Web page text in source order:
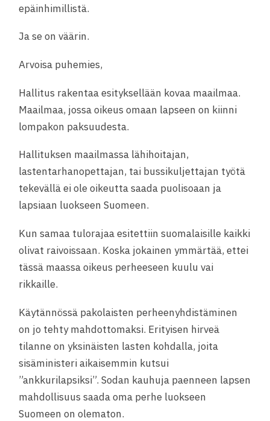
epäinhimillistä.
Ja se on väärin.
Arvoisa puhemies,
Hallitus rakentaa esityksellään kovaa maailmaa.
Maailmaa, jossa oikeus omaan lapseen on kiinni
lompakon paksuudesta.
Hallituksen maailmassa lähihoitajan,
lastentarhanopettajan, tai bussikuljettajan työtä
tekevällä ei ole oikeutta saada puolisoaan ja
lapsiaan luokseen Suomeen.
Kun samaa tulorajaa esitettiin suomalaisille kaikki
olivat raivoissaan. Koska jokainen ymmärtää, ettei
tässä maassa oikeus perheeseen kuulu vai
rikkaille.
Käytännössä pakolaisten perheenyhdistäminen
on jo tehty mahdottomaksi. Erityisen hirveä
tilanne on yksinäisten lasten kohdalla, joita
sisäministeri aikaisemmin kutsui
”ankkurilapsiksi”. Sodan kauhuja paenneen lapsen
mahdollisuus saada oma perhe luokseen
Suomeen on olematon.